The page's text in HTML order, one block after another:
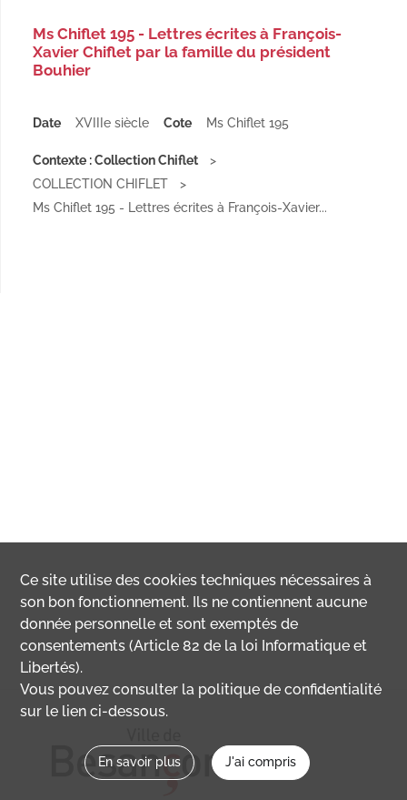
Ms Chiflet 195 - Lettres écrites à François-
Xavier Chiflet par la famille du président
Bouhier
Date XVIIIe siècle Cote Ms Chiflet 195
Contexte : Collection Chiflet
COLLECTION CHIFLET
Ms Chiflet 195 - Lettres écrites à François-Xavier...
Ce site utilise descookies techniques nécessaires à
son bon fonctionnement. Ils ne contiennent aucune
donnée personnelle et sont exemptés de
consentements (Article 82 de la loi Informatique et
Libertés).
Vous pouvez consulter la politique de confidentialité
sur le lien ci-dessous.
En savoir plus J'ai compris